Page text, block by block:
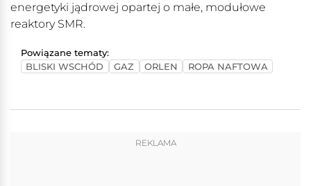
energetyki jądrowej opartej o małe, modułowe
reaktory SMR.
Powiązane tematy:
BLISKI WSCHÓD
GAZ ORLEN ROPA NAFTOWA
REKLAMA